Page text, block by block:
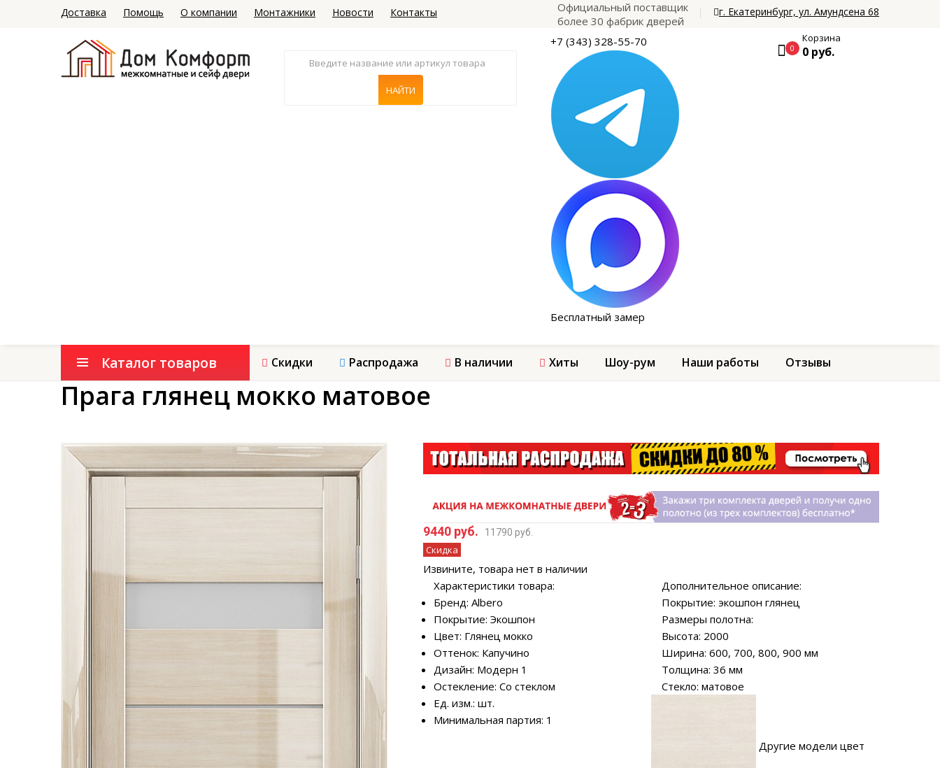
Доставка Помощь О компании Монтажники Новости Контакты
Официальный поставщик
более 30 фабрик дверей
г. Екатеринбург, ул. Амундсена 68
+7 (343) 328-55-70
Бесплатный замер
0
Корзина
0 руб.
Каталог товаров Скидки Распродажа В наличии Хиты Шоу-рум Наши работы Отзывы
Прага глянец мокко матовое
9440 руб. 11790 руб.
Скидка
Извините, товара нет в наличии
Характеристики товара:
Бренд: Albero
Покрытие: Экошпон
Цвет: Глянец мокко
Оттенок: Капучино
Дизайн: Модерн 1
Остекление: Со стеклом
Ед. изм.: шт.
Минимальная партия: 1
Дополнительное описание:
Покрытие: экошпон глянец
Размеры полотна:
Высота: 2000
Ширина: 600, 700, 800, 900 мм
Толщина: 36 мм
Стекло: матовое
Другие модели цвет